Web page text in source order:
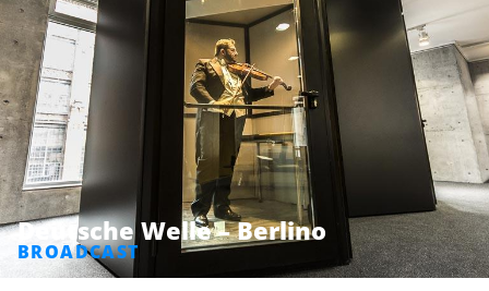
Deutsche Welle – Berlino
BROADCAST